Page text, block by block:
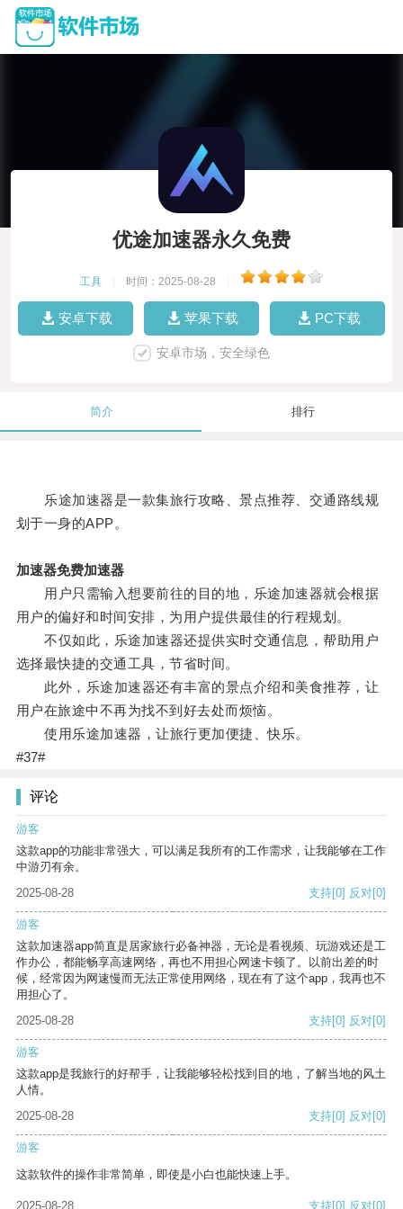
优途加速器永久免费
工具 时间：2025-08-28
安卓下载 苹果下载 PC下载
安卓市场，安全绿色
简介 排行
乐途加速器是一款集旅行攻略、景点推荐、交通路线规
划于一身的APP。
加速器免费加速器
用户只需输入想要前往的目的地，乐途加速器就会根据
用户的偏好和时间安排，为用户提供最佳的行程规划。
不仅如此，乐途加速器还提供实时交通信息，帮助用户
选择最快捷的交通工具，节省时间。
此外，乐途加速器还有丰富的景点介绍和美食推荐，让
用户在旅途中不再为找不到好去处而烦恼。
使用乐途加速器，让旅行更加便捷、快乐。
#37#
评论
游客
这款app的功能非常强大，可以满足我所有的工作需求，让我能够在工作
中游刃有余。
2025-08-28
支持[0] 反对[0]
游客
这款加速器app简直是居家旅行必备神器，无论是看视频、玩游戏还是工
作办公，都能畅享高速网络，再也不用担心网速卡顿了。以前出差的时
候，经常因为网速慢而无法正常使用网络，现在有了这个app，我再也不
用担心了。
2025-08-28
支持[0] 反对[0]
游客
这款app是我旅行的好帮手，让我能够轻松找到目的地，了解当地的风土
人情。
2025-08-28
支持[0] 反对[0]
游客
这款软件的操作非常简单，即使是小白也能快速上手。
2025-08-28 支持[0] 反对[0]